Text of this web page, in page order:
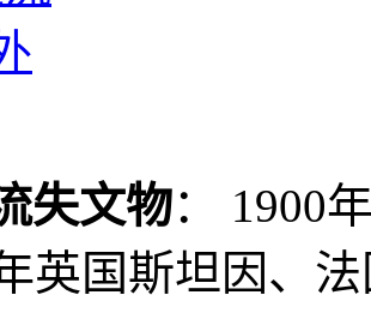
失文物： 1900
英国斯坦因、